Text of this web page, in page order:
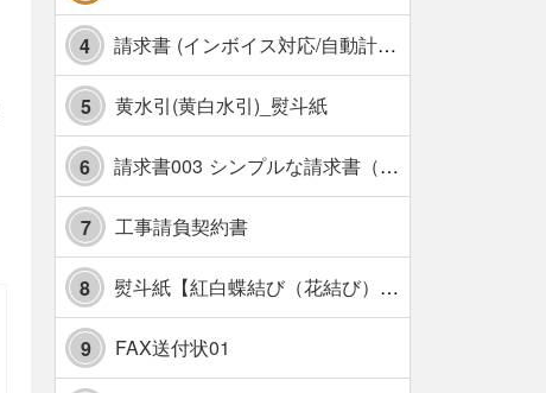
4 請求書 (インボイス対応/自動計算/A4 縦) カラー 使い方解説あり
5 黄水引(黄白水引)_熨斗紙
6 請求書003 シンプルな請求書（消費税10％対応）
7 工事請負契約書
8 熨斗紙【紅白蝶結び（花結び）・水引7本】・Excel
9 FAX送付状01